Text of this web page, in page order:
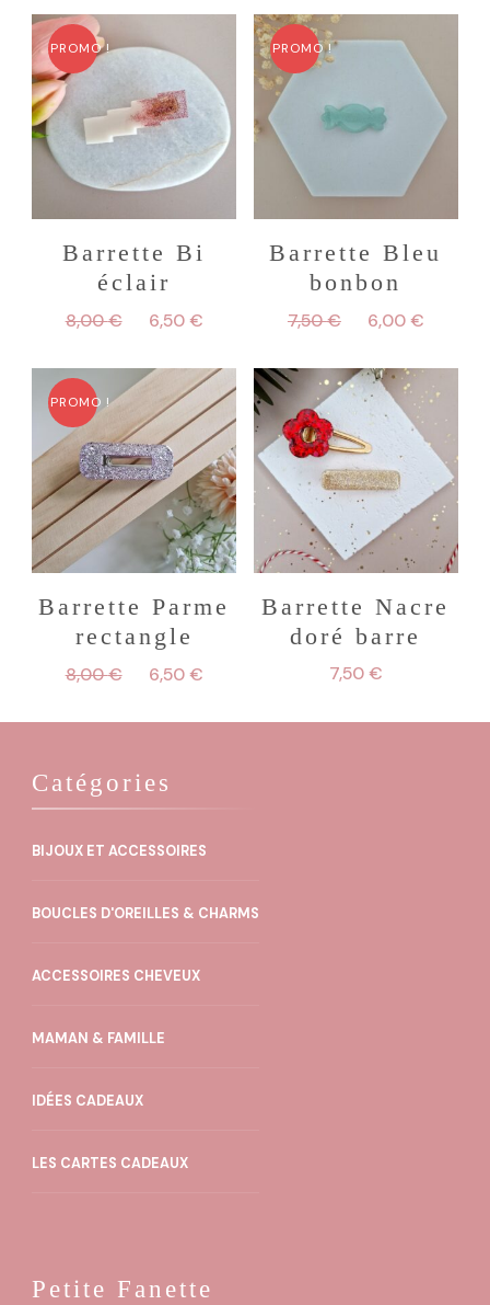
PROMO !
Barrette Bi
éclair
8,00€
Le
initial
était :
8,00 €.
6,50€
actuel
est :
6,50 €.
PROMO !
Barrette Bleu
bonbon
7,50€
Le
initial
était :
7,50 €.
6,00€
actuel
est :
6,00
PROMO !
Barrette Parme
rectangle
8,00€
Le
initial
8,00 €.
6,50€
actuel
Barrette Nacre
doré barre
7,50€
Catégories
BIJOUX ET ACCESSOIRES
BOUCLES D'OREILLES & CHARMS
ACCESSOIRES CHEVEUX
MAMAN & FAMILLE
IDÉES CADEAUX
LES CARTES CADEAUX
Petite Fanette